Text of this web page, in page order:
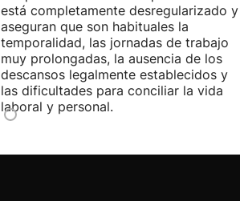
está completamente desregularizado y
aseguran que son habituales la
temporalidad, las jornadas de trabajo
muy prolongadas, la ausencia de los
descansos legalmente establecidos y
las dificultades para conciliar la vida
laboral y personal.